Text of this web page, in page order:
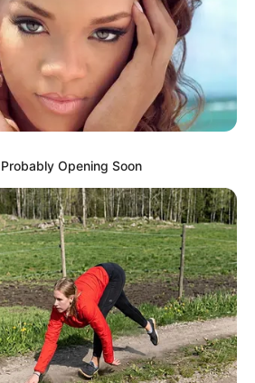
Opening Soon